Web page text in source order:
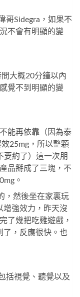
哥Sidegra，如果不
不會有明顯的變
大概20分鐘以內
覺不到明顯的變
能再依靠（因為泰
25mg，所以整顆
要約了）這一次朋
品掰成了三塊，不
。
，然後坐在家裏玩
增強效力，昨天沒
了幾把吃雞遊戲，
了，反應很快。也
括視覺、聽覺以及